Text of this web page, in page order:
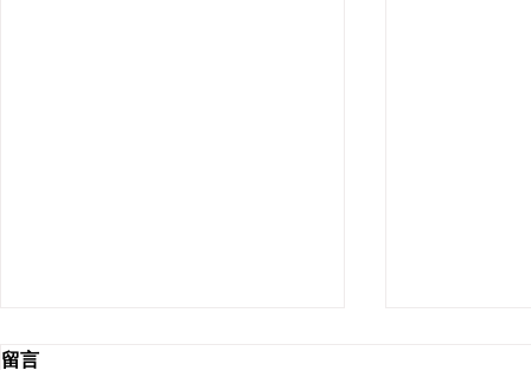
留言